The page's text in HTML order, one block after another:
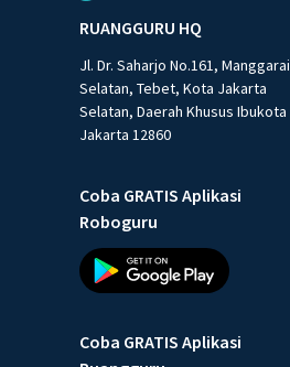
RUANGGURU HQ
Jl. Dr. Saharjo No.161, Manggarai
Selatan, Tebet, Kota Jakarta
Selatan, Daerah Khusus Ibukota
Jakarta 12860
Coba GRATIS Aplikasi
Roboguru
Coba GRATIS Aplikasi